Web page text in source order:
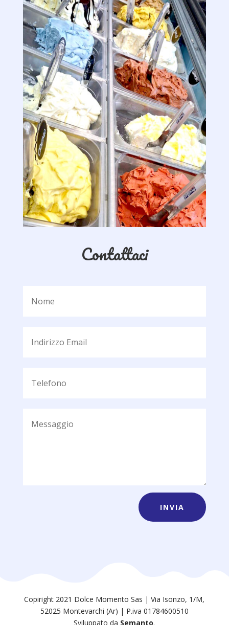
Contattaci
INVIA
Copiright 2021 Dolce Momento Sas | Via Isonzo, 1/M,
52025 Montevarchi (Ar) | P.iva 01784600510
Sviluppato da Semanto.